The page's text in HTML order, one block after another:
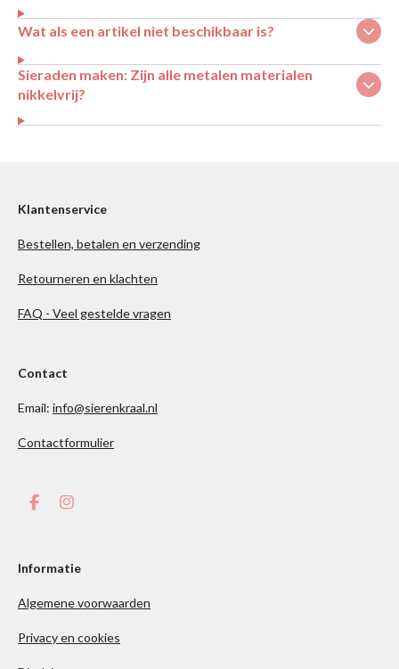
Wat als een artikel niet beschikbaar is?
Sieraden maken: Zijn alle metalen materialen
nikkelvrij?
Klantenservice
Bestellen, betalen en verzending
Retourneren en klachten
FAQ - Veel gestelde vragen
Contact
Email: info@sierenkraal.nl
Contactformulier
F
b
k
I
a
a
Informatie
Algemene voorwaarden
Privacy en cookies